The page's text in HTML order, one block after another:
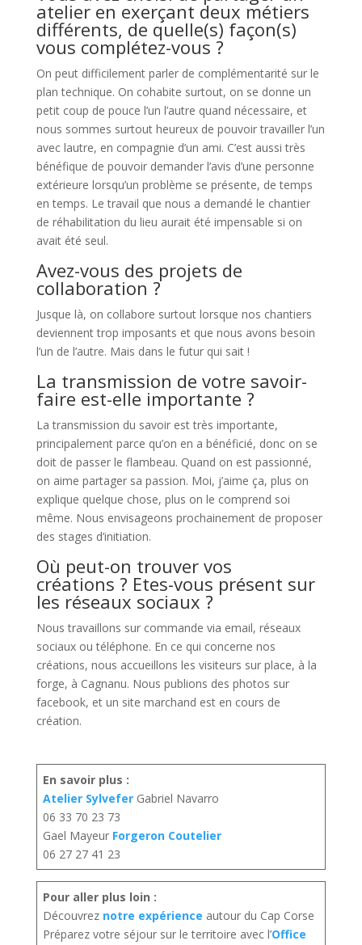
atelier en exerçant deux métiers
différents, de quelle(s) façon(s)
vous complétez-vous ?
On peut difficilement parler de complémentarité sur le
plan technique. On cohabite surtout, on se donne un
petit coup de pouce l’un l’autre quand nécessaire, et
nous sommes surtout heureux de pouvoir travailler l’un
avec lautre, en compagnie d’un ami. C’est aussi très
bénéfique de pouvoir demander l’avis d’une personne
extérieure lorsqu’un problème se présente, de temps
en temps. Le travail que nous a demandé le chantier
de réhabilitation du lieu aurait été impensable si on
avait été seul.
Avez-vous des projets de
collaboration ?
Jusque là, on collabore surtout lorsque nos chantiers
deviennent trop imposants et que nous avons besoin
l’un de l’autre. Mais dans le futur qui sait !
La transmission de votre savoir-
faire est-elle importante ?
La transmission du savoir est très importante,
principalement parce qu’on en a bénéficié, donc on se
doit de passer le flambeau. Quand on est passionné,
on aime partager sa passion. Moi, j’aime ça, plus on
explique quelque chose, plus on le comprend soi
même. Nous envisageons prochainement de proposer
des stages d’initiation.
Où peut-on trouver vos
créations ? Etes-vous présent sur
les réseaux sociaux ?
Nous travaillons sur commande via email, réseaux
sociaux ou téléphone. En ce qui concerne nos
créations, nous accueillons les visiteurs sur place, à la
forge, à Cagnanu. Nous publions des photos sur
facebook, et un site marchand est en cours de
création.
En savoir plus :
Atelier Sylvefer Gabriel Navarro
06 33 70 23 73
Gael Mayeur Forgeron Coutelier
06 27 27 41 23
Pour aller plus loin :
Découvrez notre expérience autour du Cap Corse
Préparez votre séjour sur le territoire avec l’Office